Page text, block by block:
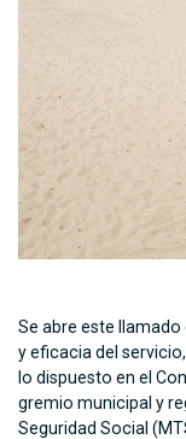
Se abre este
y eficacia del
lo dispuesto en el
gremio municipal y
Seguridad Social